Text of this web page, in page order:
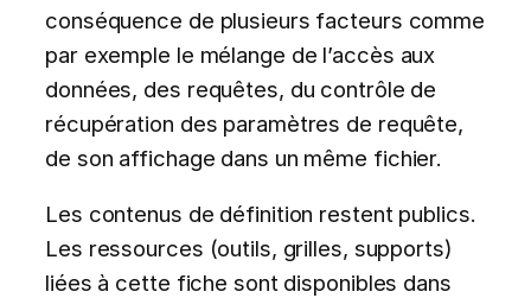
conséquence de plusieurs facteurs comme
par exemple le mélange de l’accès aux
données, des requêtes, du contrôle de
récupération des paramètres de requête,
de son affichage dans un même fichier.
Les contenus de définition restent publics.
Les ressources (outils, grilles, supports)
liées à cette fiche sont disponibles dans